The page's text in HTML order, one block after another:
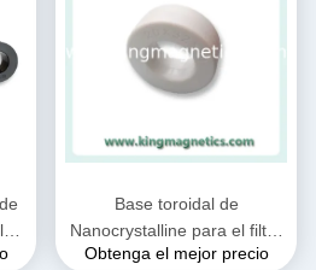
Base toroidal de
Nanocrystalline para el filtro
común N32-20-10 de la
Obtenga el mejor precio